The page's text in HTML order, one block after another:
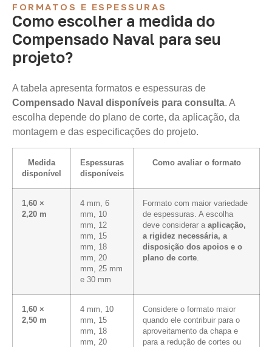
FORMATOS E ESPESSURAS
Como escolher a medida do
Compensado Naval para seu
projeto?
A tabela apresenta formatos e espessuras de
Compensado Naval disponíveis para consulta. A
escolha depende do plano de corte, da aplicação, da
montagem e das especificações do projeto.
Medida
disponível
Espessuras
disponíveis
Como avaliar o formato
1,60 ×
2,20 m
4 mm, 6
mm, 10
mm, 12
mm, 15
mm, 18
mm, 20
mm, 25 mm
e 30 mm
Formato com maior variedade
de espessuras. A escolha
deve considerar a aplicação,
a rigidez necessária, a
disposição dos apoios e o
plano de corte.
1,60 ×
2,50 m
4 mm, 10
mm, 15
mm, 18
mm, 20
Considere o formato maior
quando ele contribuir para o
aproveitamento da chapa e
para a redução de cortes ou